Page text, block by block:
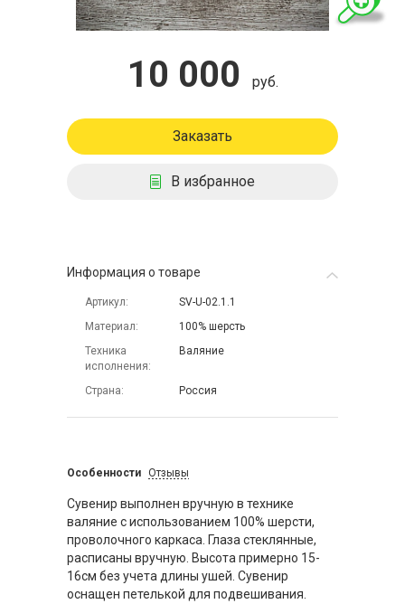
10 000 руб.
Заказать
В избранное
Информация о товаре
Артикул
SV-U-02.1.1
Материал
100% шерсть
Техника
исполнения
Валяние
Страна Россия
Особенности Отзывы
Сувенир выполнен вручную в технике
валяние с использованием 100% шерсти,
проволочного каркаса. Глаза стеклянные,
расписаны вручную. Высота примерно 15-
16см без учета длины ушей. Сувенир
оснащен петелькой для подвешивания.